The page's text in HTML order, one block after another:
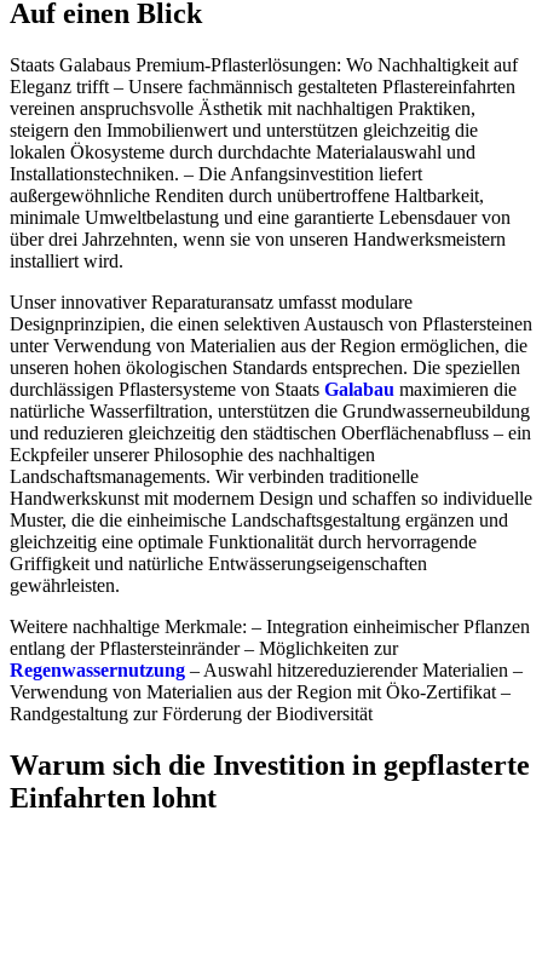
Auf einen Blick
Staats Galabaus Premium-Pflasterlösungen: Wo Nachhaltigkeit auf
Eleganz trifft – Unsere fachmännisch gestalteten Pflastereinfahrten
vereinen anspruchsvolle Ästhetik mit nachhaltigen Praktiken,
steigern den Immobilienwert und unterstützen gleichzeitig die
lokalen Ökosysteme durch durchdachte Materialauswahl und
Installationstechniken. – Die Anfangsinvestition liefert
außergewöhnliche Renditen durch unübertroffene Haltbarkeit,
minimale Umweltbelastung und eine garantierte Lebensdauer von
über drei Jahrzehnten, wenn sie von unseren Handwerksmeistern
installiert wird.
Unser innovativer Reparaturansatz umfasst modulare
Designprinzipien, die einen selektiven Austausch von Pflastersteinen
unter Verwendung von Materialien aus der Region ermöglichen, die
unseren hohen ökologischen Standards entsprechen. Die speziellen
durchlässigen Pflastersysteme von Staats Galabau maximieren die
natürliche Wasserfiltration, unterstützen die Grundwasserneubildung
und reduzieren gleichzeitig den städtischen Oberflächenabfluss – ein
Eckpfeiler unserer Philosophie des nachhaltigen
Landschaftsmanagements. Wir verbinden traditionelle
Handwerkskunst mit modernem Design und schaffen so individuelle
Muster, die die einheimische Landschaftsgestaltung ergänzen und
gleichzeitig eine optimale Funktionalität durch hervorragende
Griffigkeit und natürliche Entwässerungseigenschaften
gewährleisten.
Weitere nachhaltige Merkmale: – Integration einheimischer Pflanzen
entlang der Pflastersteinränder – Möglichkeiten zur
Regenwassernutzung – Auswahl hitzereduzierender Materialien –
Verwendung von Materialien aus der Region mit Öko-Zertifikat –
Randgestaltung zur Förderung der Biodiversität
Warum sich die Investition in gepflasterte
Einfahrten lohnt